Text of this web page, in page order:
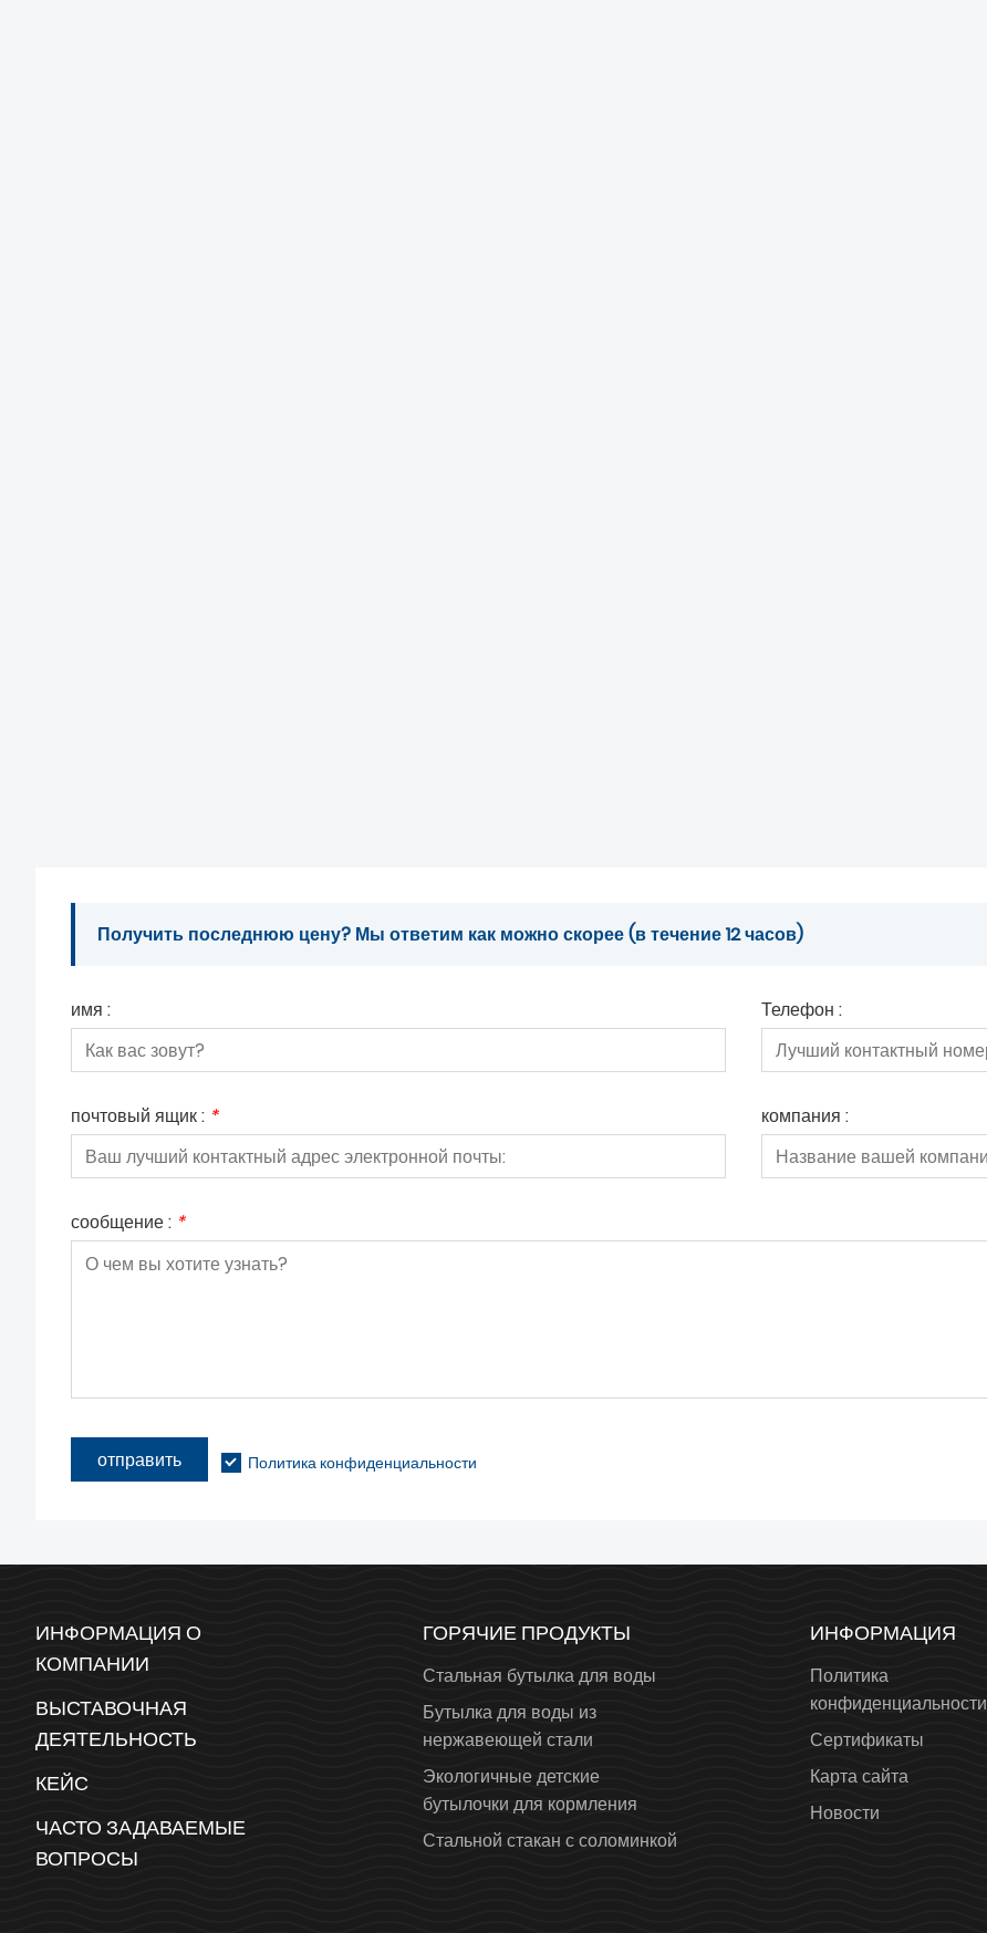
Получить последнюю цену? Мы ответим как можно скорее (в течение 12 часов)
имя : Телефон :
почтовый ящик : * компания :
сообщение : *
отправить Политика конфиденциальности
ИНФОРМАЦИЯ О
КОМПАНИИ
ВЫСТАВОЧНАЯ
ДЕЯТЕЛЬНОСТЬ
КЕЙС
ЧАСТО ЗАДАВАЕМЫЕ
ВОПРОСЫ
ГОРЯЧИЕ ПРОДУКТЫ
Стальная бутылка для воды
Бутылка для воды из
нержавеющей стали
Экологичные детские
бутылочки для кормления
Стальной стакан с соломинкой
ИНФОРМАЦИЯ
Политика
конфиденциальности
Сертификаты
Карта сайта
Новости